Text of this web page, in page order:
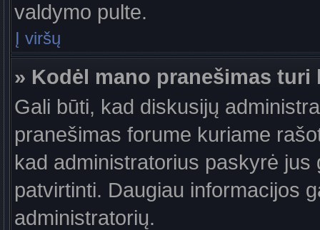
valdymo pulte.
Į viršų
» Kodėl mano pranešimas
Gali būti, kad diskusijų
pranešimas forume kuriame
kad administratorius paskyrė
patvirtinti. Daugiau informacijos
administratorių.